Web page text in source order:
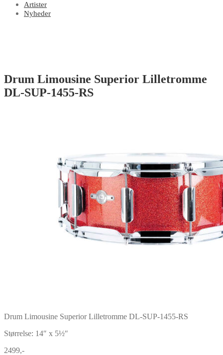
Artister
Nyheder
Drum Limousine Superior Lilletromme
DL-SUP-1455-RS
Drum Limousine Superior Lilletromme DL-SUP-1455-RS
Størrelse: 14″ x 5½″
2499,-